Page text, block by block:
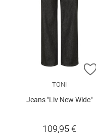
TONI
Jeans "Liv New Wide"
109,95 €